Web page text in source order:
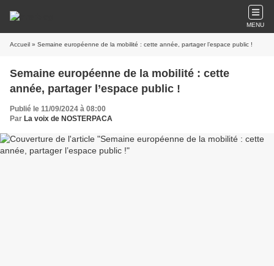
MENU
Accueil » Semaine européenne de la mobilité : cette année, partager l’espace public !
Semaine européenne de la mobilité : cette
année, partager l’espace public !
Publié le 11/09/2024 à 08:00
Par La voix de NOSTERPACA